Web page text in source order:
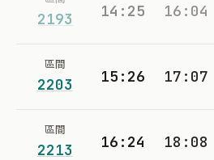
2193 14:25 16:04
區間
2203 15:26 17:07
區間
2213 16:24 18:08